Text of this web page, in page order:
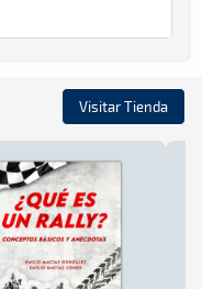
Visitar Tienda